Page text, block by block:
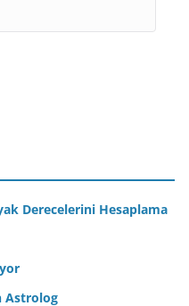
Derecelerini Hesaplama
Astrolog